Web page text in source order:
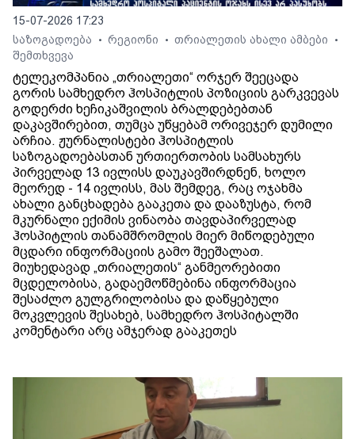
15-07-2026 17:23
საზოგადოება
• რეგიონი • თრიალეთის ახალი ამბები •
შემთხვევა
ტელეკომპანია „თრიალეთი“ ორჯერ შეეცადა
გორის სამხედრო ჰოსპიტლის პოზიციის გარკვევას
გოდერძი ხეჩიკაშვილის ბრალდებებთან
დაკავშირებით, თუმცა უწყებამ ორივეჯერ დუმილი
არჩია. ჟურნალისტები ჰოსპიტლის
საზოგადოებასთან ურთიერთობის სამსახურს
პირველად 13 ივლისს დაუკავშირდნენ, ხოლო
მეორედ - 14 ივლისს, მას შემდეგ, რაც ოჯახმა
ახალი განცხადება გააკეთა და დააზუსტა, რომ
მკურნალი ექიმის ვინაობა თავდაპირველად
ჰოსპიტლის თანამშრომლის მიერ მიწოდებული
მცდარი ინფორმაციის გამო შეეშალათ.
მიუხედავად „თრიალეთის“ განმეორებითი
მცდელობისა, გადაემოწმებინა ინფორმაცია
შესაძლო გულგრილობისა და დაწყებული
მოკვლევის შესახებ, სამხედრო ჰოსპიტალში
კომენტარი არც ამჯერად გააკეთეს